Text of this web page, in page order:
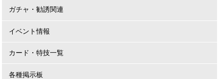
ガチャ・勧誘関連
イベント情報
カード・特技一覧
各種掲示板